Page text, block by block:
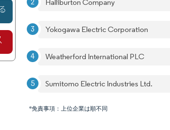
Halliburton Company
Yokogawa Electric Corporation
Weatherford International PLC
Sumitomo Electric Industries Ltd.
*免責事項：上位企業は順不同